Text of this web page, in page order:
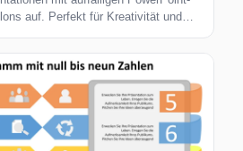
auf. Perfekt für Kreativität und